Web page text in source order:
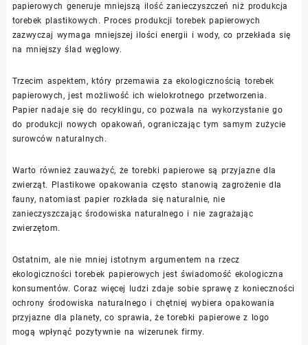
papierowych generuje mniejszą ilość zanieczyszczeń niż produkcja
torebek plastikowych. Proces produkcji torebek papierowych
zazwyczaj wymaga mniejszej ilości energii i wody, co przekłada się
na mniejszy ślad węglowy.
Trzecim aspektem, który przemawia za ekologicznością torebek
papierowych, jest możliwość ich wielokrotnego przetworzenia.
Papier nadaje się do recyklingu, co pozwala na wykorzystanie go
do produkcji nowych opakowań, ograniczając tym samym zużycie
surowców naturalnych.
Warto również zauważyć, że torebki papierowe są przyjazne dla
zwierząt. Plastikowe opakowania często stanowią zagrożenie dla
fauny, natomiast papier rozkłada się naturalnie, nie
zanieczyszczając środowiska naturalnego i nie zagrażając
zwierzętom.
Ostatnim, ale nie mniej istotnym argumentem na rzecz
ekologiczności torebek papierowych jest świadomość ekologiczna
konsumentów. Coraz więcej ludzi zdaje sobie sprawę z konieczności
ochrony środowiska naturalnego i chętniej wybiera opakowania
przyjazne dla planety, co sprawia, że torebki papierowe z logo
mogą wpłynąć pozytywnie na wizerunek firmy.